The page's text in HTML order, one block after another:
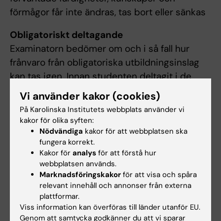
förmågor får inte ändras, tas bort eller sänkas
Obligatoriskt deltagande
Examinatorn bedömer om och i så fall hur
frånvaro från obligatoriska utbildningsinslag
kan tas igen. Innan studenten deltagit i de
obligatoriska utbildningsinslagen eller tagit
igen frånvaro i enlighet med examinators
anvisningar kan inte studieresultaten
slutrapporteras. Frånvaro från ett obligatoriskt
utbildningsinslag kan innebära att den
studerande inte kan ta igen tillfället förrän
nästa gång kursen ges.
Begränsning av antal prov- eller
praktiktillfällen
Vi använder kakor (cookies)
På Karolinska Institutets webbplats använder vi
kakor för olika syften:
Nödvändiga kakor för att webbplatsen ska
fungera korrekt.
Kakor för analys för att förstå hur
webbplatsen används.
Marknadsföringskakor för att visa och spåra
relevant innehåll och annonser från externa
plattformar.
Viss information kan överföras till länder utanför EU.
Genom att samtycka godkänner du att vi sparar